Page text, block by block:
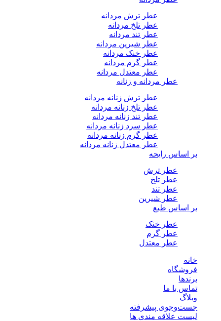
عطر ترش مردانه
عطر تلخ مردانه
عطر تند مردانه
عطر شیرین مردانه
عطر خنک مردانه
عطر گرم مردانه
عطر معتدل مردانه
عطر مردانه و زنانه
عطر ترش زنانه مردانه
عطر تلخ زنانه مردانه
عطر تند زنانه مردانه
عطر سرد زنانه مردانه
عطر گرم زنانه مردانه
عطر معتدل زنانه مردانه
بر اساس رایحه
عطر ترش
عطر تلخ
عطر تند
عطر شیرین
بر اساس طبع
عطر خنک
عطر گرم
عطر معتدل
خانه
فروشگاه
برندها
تماس با ما
وبلاگ
جست‌وجوی پیشرفته
لیست علاقه مندی ها